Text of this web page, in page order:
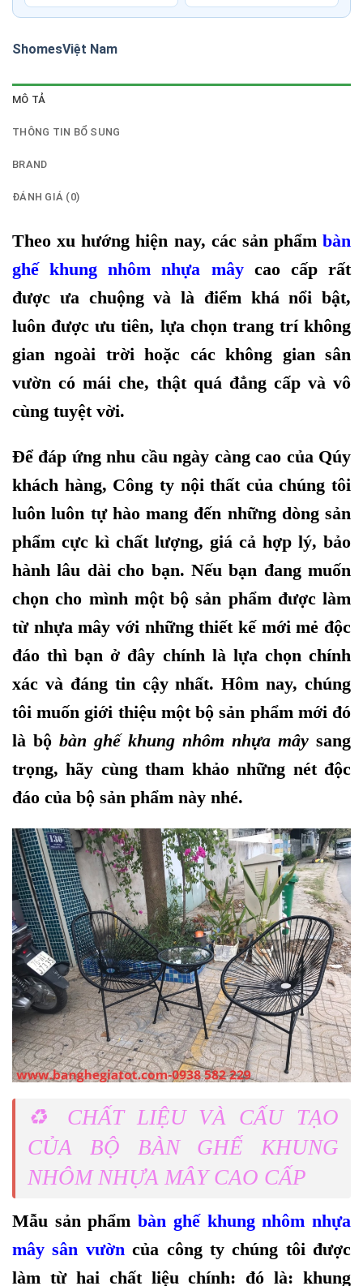
ShomesViệt Nam
MÔ TẢ
THÔNG TIN BỔ SUNG
BRAND
ĐÁNH GIÁ (0)
Theo xu hướng hiện nay, các sản phẩm bàn
ghế khung nhôm nhựa mâycao cấp rất
được ưa chuộng và là điểm khá nổi bật,
luôn được ưu tiên, lựa chọn trang trí không
gian ngoài trời hoặc các không gian sân
vườn có mái che, thật quá đẳng cấp và vô
cùng tuyệt vời.
Để đáp ứng nhu cầu ngày càng cao của Qúy
khách hàng, Công ty nội thất của chúng tôi
luôn luôn tự hào mang đến những dòng sản
phẩm cực kì chất lượng, giá cả hợp lý, bảo
hành lâu dài cho bạn. Nếu bạn đang muốn
chọn cho mình một bộ sản phẩm được làm
từ nhựa mây với những thiết kế mới mẻ độc
đáo thì bạn ở đây chính là lựa chọn chính
xác và đáng tin cậy nhất. Hôm nay, chúng
tôi muốn giới thiệu một bộ sản phẩm mới đó
là bộ bàn ghế khung nhôm nhựa mây sang
trọng, hãy cùng tham khảo những nét độc
đáo của bộ sản phẩm này nhé.
♻️ CHẤT LIỆU VÀ CẤU TẠO
CỦA BỘ BÀN GHẾ KHUNG
NHÔM NHỰA MÂY CAO CẤP
Mẫu sản phẩmbàn ghế khung nhôm nhựa
mây sân vườn của công ty chúng tôi được
làm từ hai chất liệu chính: đó là: khung